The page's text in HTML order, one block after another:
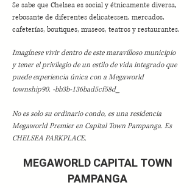
Se sabe que Chelsea es social y étnicamente diversa,
rebosante de diferentes delicatessen, mercados,
cafeterías, boutiques, museos, teatros y restaurantes.
Imagínese vivir dentro de este maravilloso municipio
y tener el privilegio de un estilo de vida integrado que
puede experiencia única con a Megaworld
township90. -bb3b-136bad5cf58d_
No es solo su ordinario condo, es una residencia
Megaworld Premier en Capital Town Pampanga. Es
CHELSEA PARKPLACE.
MEGAWORLD CAPITAL TOWN
PAMPANGA